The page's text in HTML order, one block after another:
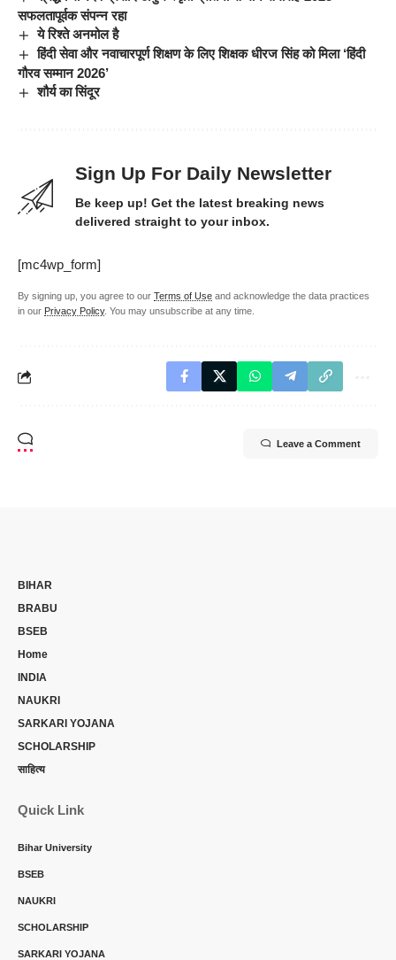
सफलतापूर्वक संपन्न रहा
ये रिश्ते अनमोल है
हिंदी सेवा और नवाचारपूर्ण शिक्षण के लिए शिक्षक धीरज सिंह को मिला ‘हिंदी
गौरव सम्मान 2026’
शौर्य का सिंदूर
Sign Up For Daily Newsletter
Be keep up! Get the latest breaking news
delivered straight to your inbox.
[mc4wp_form]
By signing up, you agree to our Terms of Use and acknowledge the data practices
in our Privacy Policy. You may unsubscribe at any time.
Leave a Comment
BIHAR
BRABU
BSEB
Home
INDIA
NAUKRI
SARKARI YOJANA
SCHOLARSHIP
साहित्य
Quick Link
Bihar University
BSEB
NAUKRI
SCHOLARSHIP
SARKARI YOJANA